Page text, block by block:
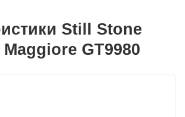
Still Stone
GT9980